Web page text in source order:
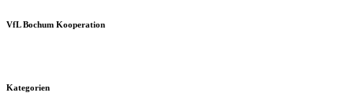
VfL Bochum Kooperation
Kategorien